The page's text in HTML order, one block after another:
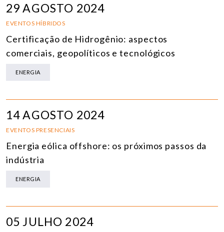
29 AGOSTO 2024
EVENTOS HÍBRIDOS
Certificação de Hidrogênio: aspectos
comerciais, geopolíticos e tecnológicos
ENERGIA
14 AGOSTO 2024
EVENTOS PRESENCIAIS
Energia eólica offshore: os próximos passos da
indústria
ENERGIA
05 JULHO 2024